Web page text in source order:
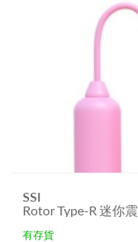
SSI
Rotor Type-R 迷你
有存貨